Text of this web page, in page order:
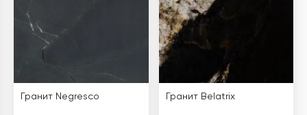
Гранит Negresco Гранит Belatrix